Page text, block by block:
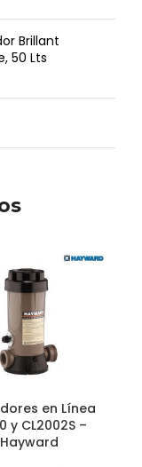
Brillant
50 Lts
en Línea
y CL2002S –
Hayward